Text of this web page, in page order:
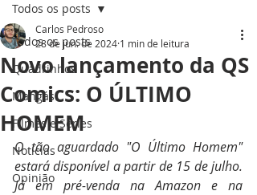
Todos os posts
Quadrinhos
Mangás
Filmes e Séries
Notícias
Opinião
Todos os posts
Novo lançamento da QS
Comics: O ÚLTIMO
HOMEM
Carlos Pedroso
28 de jun. de 2024 1 min de leitura
O tão aguardado "O Último Homem"
estará disponível a partir de 15 de julho.
Já em pré-venda na Amazon e na